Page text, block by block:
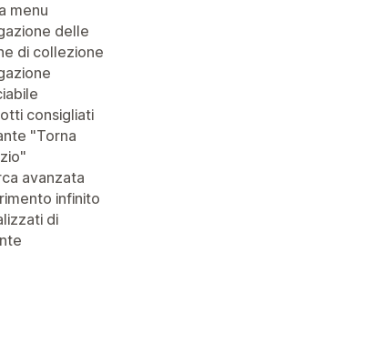
menu
delle
di collezione
consigliati
"Torna
avanzata
infinito
di